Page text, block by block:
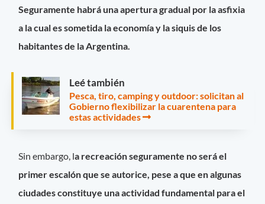
Seguramente habrá una apertura gradual por la asfixia
a la cual es sometida la economía y la siquis de los
habitantes de la Argentina.
Leé también
Pesca, tiro, camping y outdoor: solicitan al
Gobierno flexibilizar la cuarentena para
estas actividades
Sin embargo, la recreación seguramente no será el
primer escalón que se autorice, pese a que en algunas
ciudades constituye una actividad fundamental para el